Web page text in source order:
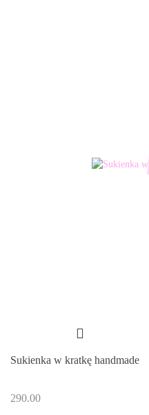
Sukienka w kratkę handmade
290.00